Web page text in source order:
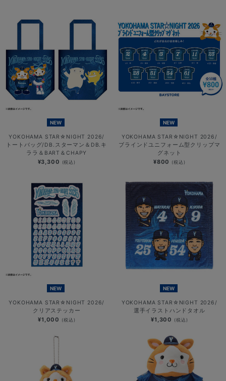
NEW
YOKOHAMA STAR☆NIGHT 2026/
トートバッグ/DB.スターマン＆DB.キ
ララ＆BART＆CHAPY
¥3,300 (税込)
NEW
YOKOHAMA STAR☆NIGHT 2026/
ブラインドユニフォーム型クリップマ
グネット
¥800 (税込)
NEW
YOKOHAMA STAR☆NIGHT 2026/
クリアステッカー
¥1,000 (税込)
NEW
YOKOHAMA STAR☆NIGHT 2026/
選手イラストハンドタオル
¥1,300 (税込)